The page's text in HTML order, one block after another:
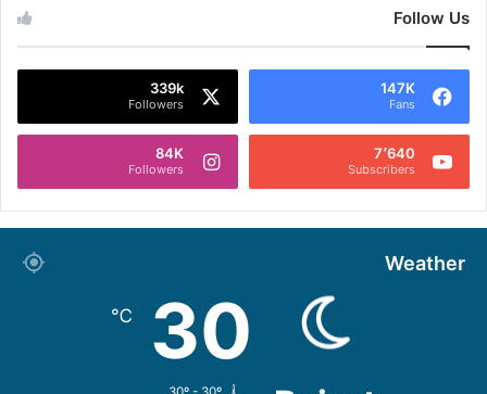
Follow Us
147K
Fans
339k
Followers
7٬640
Subscribers
84K
Followers
Weather
30
℃